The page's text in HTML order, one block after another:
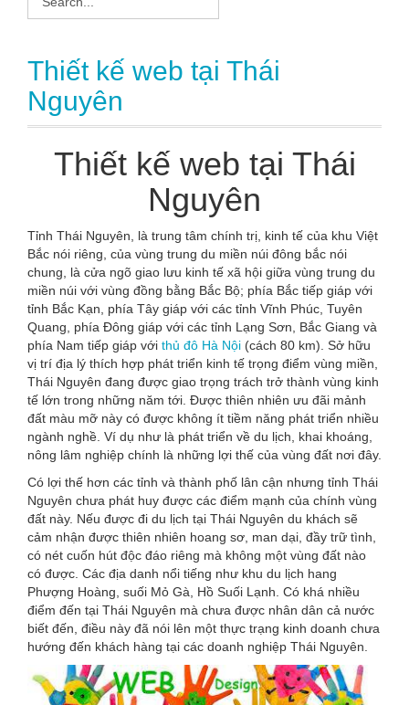
Thiết kế web tại Thái
Nguyên
Thiết kế web tại Thái
Nguyên
Tỉnh Thái Nguyên, là trung tâm chính trị, kinh tế của khu Việt
Bắc nói riêng, của vùng trung du miền núi đông bắc nói
chung, là cửa ngõ giao lưu kinh tế xã hội giữa vùng trung du
miền núi với vùng đồng bằng Bắc Bộ; phía Bắc tiếp giáp với
tỉnh Bắc Kạn, phía Tây giáp với các tỉnh Vĩnh Phúc, Tuyên
Quang, phía Đông giáp với các tỉnh Lạng Sơn, Bắc Giang và
phía Nam tiếp giáp với thủ đô Hà Nội (cách 80 km). Sở hữu
vị trí địa lý thích hợp phát triển kinh tế trọng điểm vùng miền,
Thái Nguyên đang được giao trọng trách trở thành vùng kinh
tế lớn trong những năm tới. Được thiên nhiên ưu đãi mảnh
đất màu mỡ này có được không ít tiềm năng phát triển nhiều
ngành nghề. Ví dụ như là phát triển về du lịch, khai khoáng,
nông lâm nghiệp chính là những lợi thế của vùng đất nơi đây.
Có lợi thế hơn các tỉnh và thành phố lân cận nhưng tỉnh Thái
Nguyên chưa phát huy được các điểm mạnh của chính vùng
đất này. Nếu được đi du lịch tại Thái Nguyên du khách sẽ
cảm nhận được thiên nhiên hoang sơ, man dại, đầy trữ tình,
có nét cuốn hút độc đáo riêng mà không một vùng đất nào
có được. Các địa danh nổi tiếng như khu du lịch hang
Phượng Hoàng, suối Mỏ Gà, Hồ Suối Lạnh. Có khá nhiều
điểm đến tại Thái Nguyên mà chưa được nhân dân cả nước
biết đến, điều này đã nói lên một thực trạng kinh doanh chưa
hướng đến khách hàng tại các doanh nghiệp Thái Nguyên.